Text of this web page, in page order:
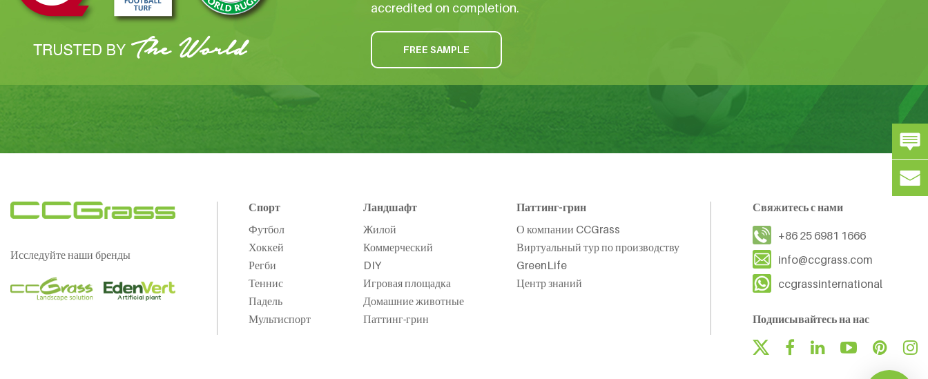
accredited on completion.
FREE SAMPLE
Исследуйте наши бренды
Спорт
Футбол
Хоккей
Регби
Теннис
Падель
Мультиспорт
Ландшафт
Жилой
Коммерческий
DIY
Игровая площадка
Домашние животные
Паттинг-грин
Паттинг-грин
О компании CCGrass
Виртуальный тур по производству
GreenLife
Центр знаний
Свяжитесь с нами
+86 25 6981 1666
info@ccgrass.com
ccgrassinternational
Подписывайтесь на нас